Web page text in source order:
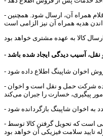
همراه آن، ارسال شود. همچنین
- با توجه به بسته بندی ایمن و استاندارد همه مرسولات، تحویل به هر یک از شرکت‏‏‌های حمل و نقل معتبر به انتخاب کاربر و اعلام بارنامه مرسوله به این معنی است که بروز هر گونه حادثه در هنگام حمل و تحویل به عهده شرکت حمل و نقل است و اخوان
- در صورت ارسال کالا توسط تحویل اکسپرس اخوان شاپینگ، لازم است مشتری در حضور مامور تحویل سفارش، سلامت فیزیکی کالا را بررسی و در صورت وجود مشکل یا ایراد از تحویل گرفتن آن خودداری کند. بدیهی است که تحویل گرفتن کالا توسط